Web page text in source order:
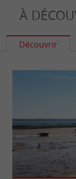
À
Découvrir